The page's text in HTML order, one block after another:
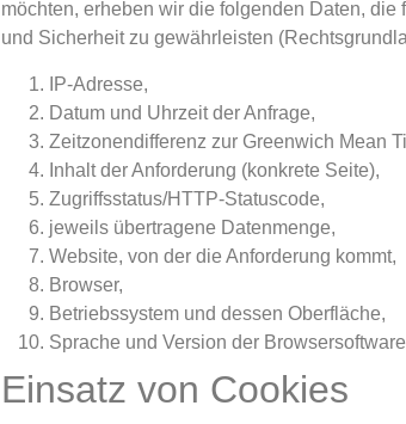
möchten, erheben wir die folgenden Daten,
und Sicherheit zu gewährleisten
IP-Adresse,
Datum und Uhrzeit der Anfrage,
Zeitzonendifferenz zur Greenwich Mean
Inhalt der Anforderung (konkrete Seite),
Zugriffsstatus/HTTP-Statuscode,
jeweils übertragene Datenmenge,
Website, von der die Anforderung kommt,
Browser,
Betriebssystem und dessen Oberfläche,
Sprache und Version der
Einsatz von Cookies